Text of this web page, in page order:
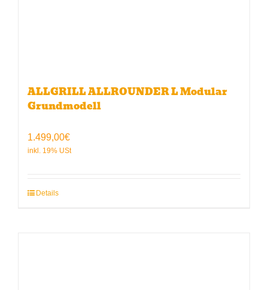
ALLGRILL ALLROUNDER L Modular
Grundmodell
1.499,00€
Details